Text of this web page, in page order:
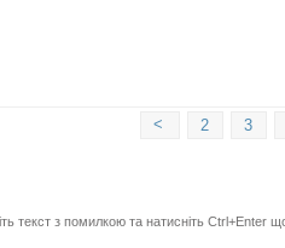
3
2
<
текст з помилкою та натисніть Ctrl+Enter